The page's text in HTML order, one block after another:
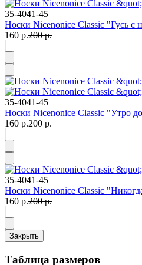
35-4041-45
Носки Nicenonice Classic "Гусь с
160 р.200 р.
35-4041-45
Носки Nicenonice Classic "Утро
160 р.200 р.
35-4041-45
Носки Nicenonice Classic
160 р.200 р.
Закрыть
Таблица размеров